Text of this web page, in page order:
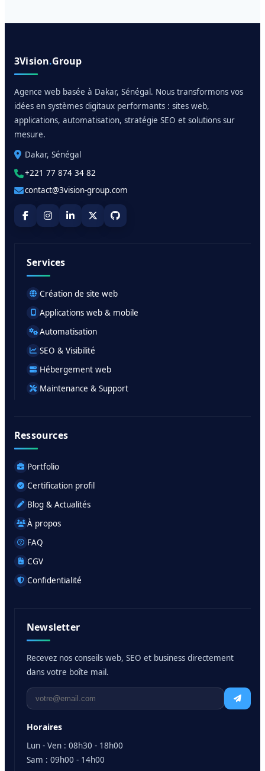
3Vision.Group
Agence web basée à Dakar, Sénégal. Nous transformons vos
idées en systèmes digitaux performants : sites web,
applications, automatisation, stratégie SEO et solutions sur
mesure.
Dakar, Sénégal
+221 77 874 34 82
contact@3vision-group.com
Services
Création de site web
Applications web & mobile
Automatisation
SEO & Visibilité
Hébergement web
Maintenance & Support
Ressources
Portfolio
Certification profil
Blog & Actualités
À propos
FAQ
CGV
Confidentialité
Newsletter
Recevez nos conseils web, SEO et business directement
dans votre boîte mail.
Horaires
Lun - Ven : 08h30 - 18h00
Sam : 09h00 - 14h00